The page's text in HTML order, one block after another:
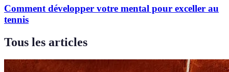
Comment développer votre mental pour exceller au
tennis
Tous les articles